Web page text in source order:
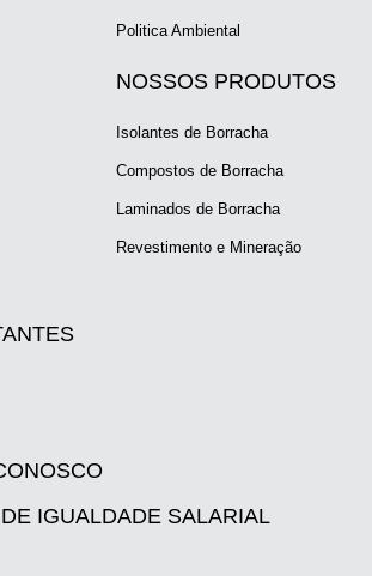
Politica Ambiental
NOSSOS PRODUTOS
Isolantes de Borracha
Compostos de Borracha
Laminados de Borracha
Revestimento e Mineração
IGUALDADE SALARIAL